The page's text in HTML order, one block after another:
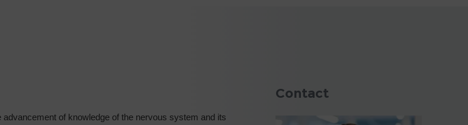
of knowledge of the nervous system and its
Contact